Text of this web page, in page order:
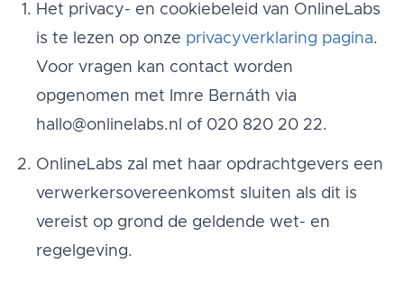
Het privacy- en cookiebeleid van OnlineLabs
is te lezen op onze privacyverklaring pagina.
Voor vragen kan contact worden
opgenomen met Imre Bernáth via
hallo@onlinelabs.nl of 020 820 20 22.
OnlineLabs zal met haar opdrachtgevers een
verwerkersovereenkomst sluiten als dit is
vereist op grond de geldende wet- en
regelgeving.